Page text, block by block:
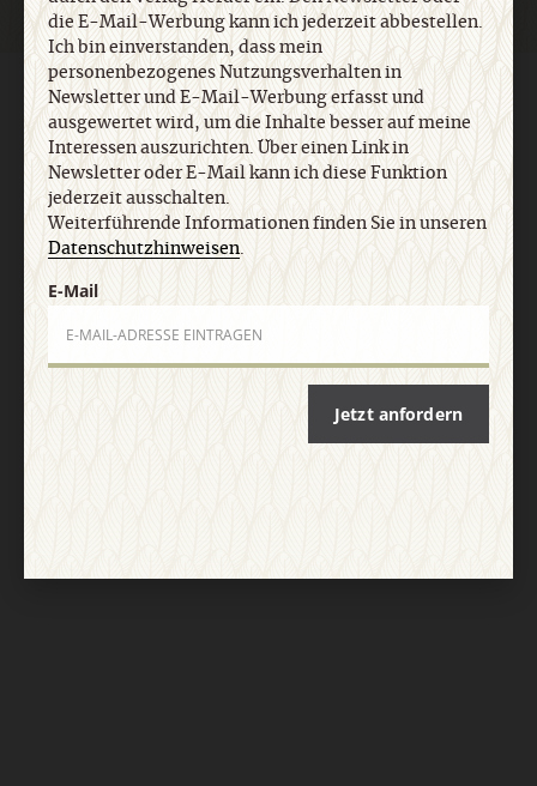
AGB und Widerrufsbelehrung Datenschutz
Barrierefreiheit
Impressum
Vertrag widerrufen
die E-Mail-Werbung kann ich jederzeit abbestellen.
Ich bin einverstanden, dass mein
personenbezogenes Nutzungsverhalten in
Newsletter und E-Mail-Werbung erfasst und
ausgewertet wird, um die Inhalte besser auf meine
Interessen auszurichten. Über einen Link in
Newsletter oder E-Mail kann ich diese Funktion
jederzeit ausschalten.
Weiterführende Informationen finden Sie in unseren
Datenschutzhinweisen.
E-Mail
Jetzt anfordern